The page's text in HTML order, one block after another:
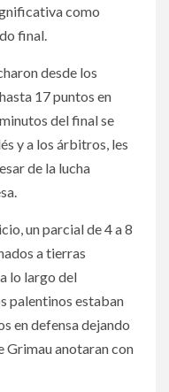
como
final.
desde los
17 puntos en
del final se
y a los árbitros, les
de la lucha
un parcial de 4 a 8
a tierras
lo largo del
palentinos estaban
en defensa dejando
Grimau anotaran con